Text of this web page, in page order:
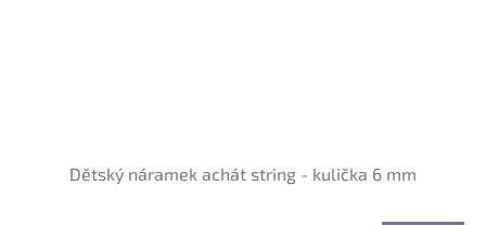
Dětský náramek achát string - kulička 6 mm